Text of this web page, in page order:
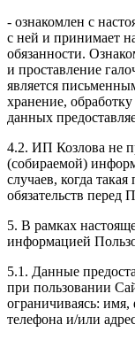
- ознакомлен с
с ней и принимает
обязанности.
и проставление
является
хранение,
данных
4.2. ИП Козлова не
(собираемой)
случаев, когда
обязательств перед
5. В рамках
информацией
5.1. Данные
при пользовании
ограничиваясь:
телефона и/или